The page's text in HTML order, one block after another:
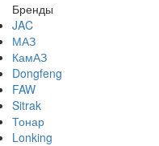
Бренды
JAC
МАЗ
КамАЗ
Dongfeng
FAW
Sitrak
Тонар
Lonking